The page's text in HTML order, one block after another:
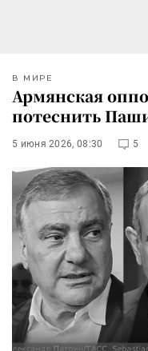
В МИРЕ
Армянская
потеснить
5 июня 2026, 08:30 5